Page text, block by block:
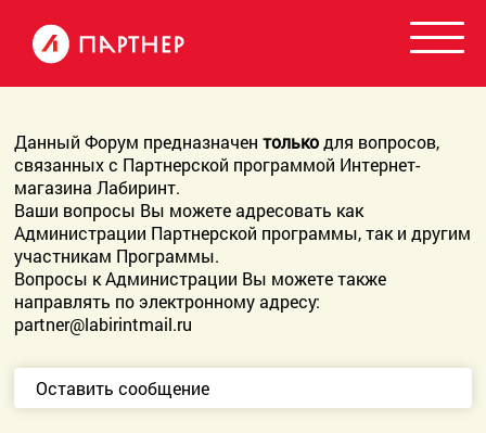
Данный Форум предназначентолькодля вопросов,
связанных с Партнерской программой Интернет-
магазина Лабиринт.
Ваши вопросы Вы можете адресовать как
Администрации Партнерской программы, так и другим
участникам Программы.
Вопросы к Администрации Вы можете также
направлять по электронному адресу:
partner@labirintmail.ru
Оставить сообщение